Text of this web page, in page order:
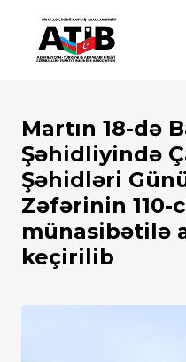
Martın 18-də
Şəhidliyində
Şəhidləri
Zəfərinin
münasibətilə
keçirilib